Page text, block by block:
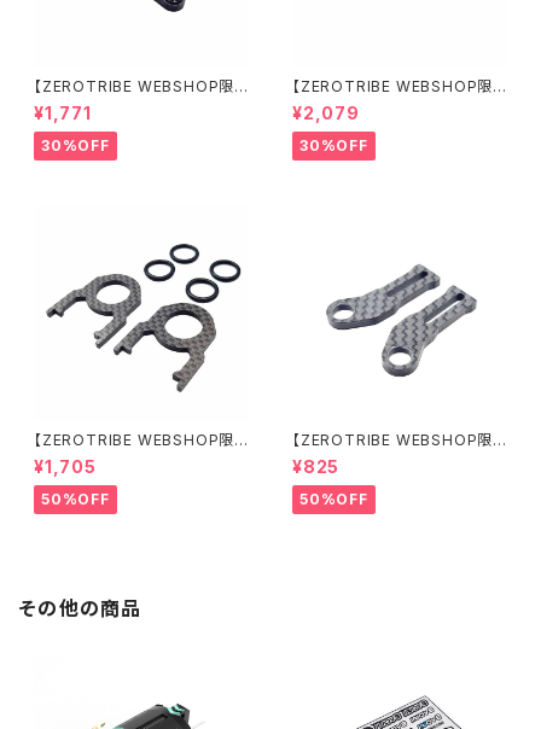
【ZEROTRIBE WEBSHOP限
定価格】RCM-X4-CSAF カ
ーボンフロントステアリングアー
ムセット XRAY X4用
¥1,771
30%OFF
【ZEROTRIBE WEBSHOP限
定価格】RCM-X4-FSM-F G
eoCarbon フローティングフロ
ントサーボマウント XRAY X4用
¥2,079
30%OFF
【ZEROTRIBE WEBSHOP限
定価格】RCM-BD11-TSE カ
ーボンツィーク スティックエンド
プレートセット YOKOMO BD11
用
¥1,705
50%OFF
【ZEROTRIBE WEBSHOP限
定価格】RCM-HRP-ZX-BD10
LCE Horizontalリアポストボ
ディマウンティングエクステンシ
ョンプレート Yokomo BD10L
¥825
50%OFF
その他の商品